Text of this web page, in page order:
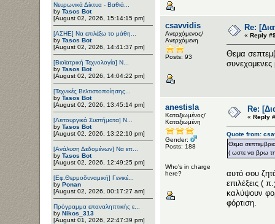
Νευρωνικά Δίκτυα - Βαθιά...
by Tasos Bot
[August 02, 2026, 15:14:15 pm]
[ΑΣΗΕ] Να επιλέξω το μάθη...
by Tasos Bot
[August 02, 2026, 14:41:37 pm]
[Βιοϊατρική Τεχνολογία] Ν...
by Tasos Bot
[August 02, 2026, 14:04:22 pm]
[Τεχνικές Βελτιστοποίησης...
by Tasos Bot
[August 02, 2026, 13:45:14 pm]
[Λειτουργικά Συστήματα] Ν...
by Tasos Bot
[August 02, 2026, 13:22:10 pm]
[Ανάλυση Δεδομένων] Να επ...
by Tasos Bot
[August 02, 2026, 12:49:25 pm]
[Εφ.Θερμοδυναμική] Γενικέ...
by Ponan
[August 02, 2026, 00:17:27 am]
Πρόγραμμα επαναληπτικής ε...
by Nikos_313
[August 01, 2026, 22:47:39 pm]
csavvidis
Ανερχόμενος/
Ανερχόμενη
Posts: 93
Re:
« Reply
Θεμα
anestisla
Καταξιωμένος/
Καταξιωμένη
Gender:
Posts: 188
Who's in charge
here?
Re:
« Reply
Quote from:
Θεμα
( ωστε να βρω
αυτό σου
επιλέξεις (
καλύψουν
φόρτιση.